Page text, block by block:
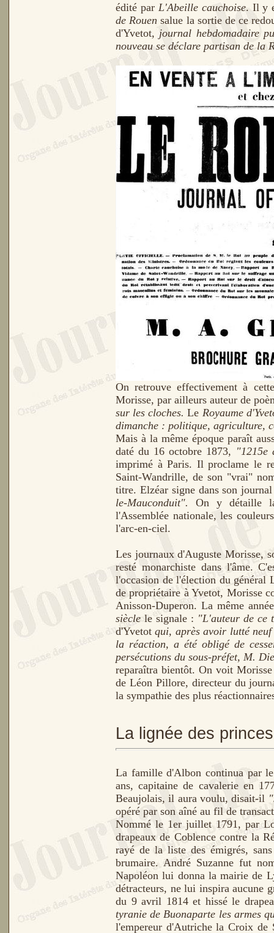
édité par L'Abeille cauchoise. Il y
de Rouen salue la sortie de ce
d'Yvetot, journal hebdomadaire
nouveau se déclare partisan de la
On retrouve effectivement à
Morisse, par ailleurs auteur de
sur les cloches.Le Royaume
dimanche : politique, agriculture,
Mais à la même époque paraît
daté du 16 octobre 1873, "1215e
imprimé à Paris. Il proclame le
Saint-Wandrille, de son "vrai"
titre. Elzéar signe dans son
le-Mauconduit". On y détaille
l'Assemblée nationale, les
l'arc-en-ciel.
Les journaux d'Auguste Morisse,
resté monarchiste dans l'âme.
l'occasion de l'élection du général
de propriétaire à Yvetot, Morisse
Anisson-Duperon. La même
siècle le signale : "L'auteur de ce
d'Yvetot qui, après avoir lutté neuf
la réaction, a été obligé de
persécutions du sous-préfet, M.
reparaîtra bientôt. On voit Morisse
de Léon Pillore, directeur du
la sympathie des plus
La lignée des
La famille d'Albon continua par
ans, capitaine de cavalerie en
Beaujolais, il aura voulu, disait-il
opéré par son aîné au fil de
Nommé le 1er juillet 1791, par
drapeaux de Coblence contre la
rayé de la liste des émigrés,
brumaire. André Suzanne fut
Napoléon lui donna la mairie de
détracteurs, ne lui inspira aucune
du 9 avril 1814 et hissé le
tyranie de Buonaparte les armes
l'empereur d'Autriche la Croix de